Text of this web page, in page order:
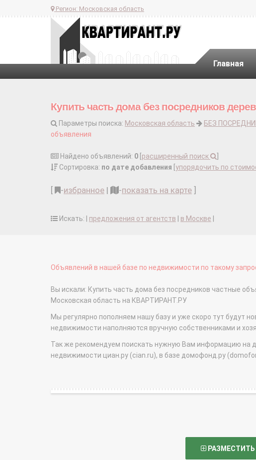
Регион: Московская область
Главная
Купить часть дома без посредников
Параметры поиска: Московская область БЕЗ
объявления
Найдено объявлений: 0 расширенный поиск
Сортировка: по дате добавления упорядочить по
-избранное | -показать на карте
Искать: | предложения от агентств в Москве
Объявлений в нашей базе по недвижимости по такому
Вы искали: Купить часть дома без посредников частные
Московская область на КВАРТИРАНТ.РУ
Мы регулярно пополняем нашу базу и уже скоро тут будут
недвижимости наполняются вручную собственниками и
Так же рекомендуем поискать нужную Вам информацию на
недвижимости циан.ру (cian.ru), в базе домофонд.ру
РАЗМЕСТИТЬ